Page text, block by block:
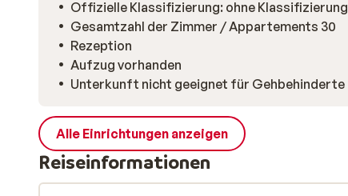
Offizielle Klassifizierung: ohne Klassifizierung
Gesamtzahl der Zimmer / Appartements 30
Rezeption
Aufzug vorhanden
Unterkunft nicht geeignet für Gehbehinderte
Alle Einrichtungen anzeigen
Reiseinformationen